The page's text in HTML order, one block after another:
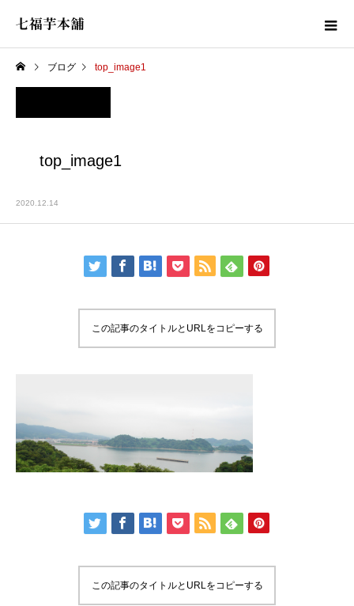
ブログ top_image1
top_image1
2020.12.14
この記事のタイトルとURLをコピーする
この記事のタイトルとURLをコピーする